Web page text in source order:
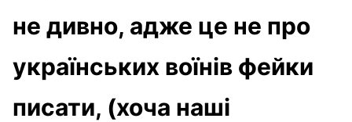
не дивно, адже це не про
українських воїнів фейки
писати, (хоча наші